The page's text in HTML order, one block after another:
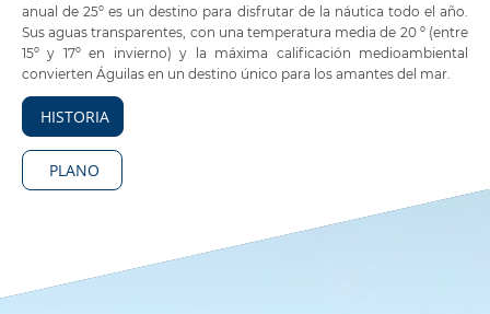
anual de 25º es un destino para disfrutar de la náutica todo el año.
Sus aguas transparentes, con una temperatura media de 20 º (entre
15º y 17º en invierno) y la máxima calificación medioambiental
convierten Águilas en un destino único para los amantes del mar.
HISTORIA
PLANO